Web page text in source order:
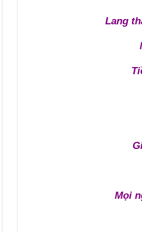
Lang
Mọi